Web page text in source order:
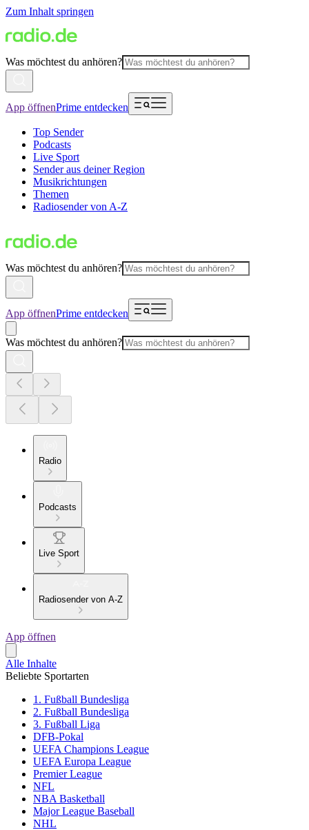
Zum Inhalt springen
Was möchtest du anhören?
App öffnenPrime entdecken
Top Sender
Podcasts
Live Sport
Sender aus deiner Region
Musikrichtungen
Themen
Radiosender von A-Z
Was möchtest du anhören?
App öffnenPrime entdecken
Was möchtest du anhören?
Radio
Podcasts
Live Sport
Radiosender von A-Z
App öffnen
Alle Inhalte
Beliebte Sportarten
1. Fußball Bundesliga
2. Fußball Bundesliga
3. Fußball Liga
DFB-Pokal
UEFA Champions League
UEFA Europa League
Premier League
NFL
NBA Basketball
Major League Baseball
NHL